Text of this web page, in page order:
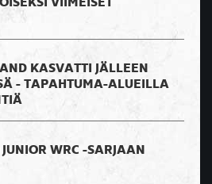
VIIMEISET
KASVATTI JÄLLEEN
- TAPAHTUMA-ALUEILLA
WRC -SARJAAN